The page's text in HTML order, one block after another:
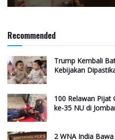
Recommended
Trump Kembali
Kebijakan
100 Relawan Pijat
ke-35 NU di
2 WNA India